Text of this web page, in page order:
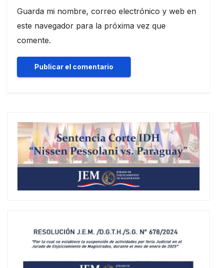
Guarda mi nombre, correo electrónico y web en
este navegador para la próxima vez que
comente.